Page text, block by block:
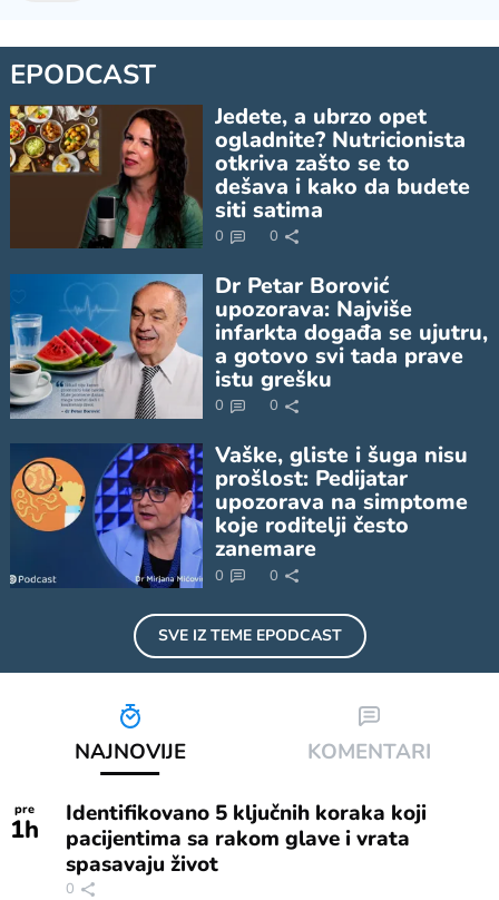
EPODCAST
Jedete, a ubrzo opet
ogladnite? Nutricionista
otkriva zašto se to
dešava i kako da budete
siti satima
0 0
Dr Petar Borović
upozorava: Najviše
infarkta događa se ujutru,
a gotovo svi tada prave
istu grešku
0 0
Vaške, gliste i šuga nisu
prošlost: Pedijatar
upozorava na simptome
koje roditelji često
zanemare
0 0
SVE IZ TEME EPODCAST
NAJNOVIJE KOMENTARI
pre
1h
Identifikovano 5 ključnih koraka koji
pacijentima sa rakom glave i vrata
spasavaju život
0